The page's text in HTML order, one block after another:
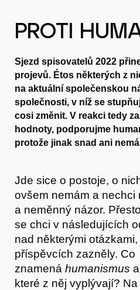
PROTI
Sjezd spisovatelů 2022
projevů. Étos některých z
na aktuální společenskou
společnosti, v níž se
cosi změnit. V reakci tedy
hodnoty, podporujme
protože jinak snad ani
Jde sice o postoje, o
ovšem nemám a nechci
a neměnný názor.
se chci v následujících
nad některými
příspěvcích zazněly. Co
znamená humanismus
které z něj vyplývají?